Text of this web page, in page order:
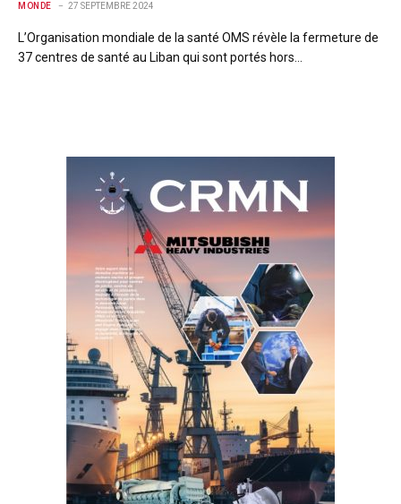
MONDE 27 SEPTEMBRE 2024
L’Organisation mondiale de la santé OMS révèle la fermeture de
37 centres de santé au Liban qui sont portés hors…